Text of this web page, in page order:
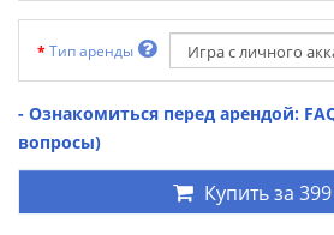
Тип аренды
- Ознакомиться перед арендой:
вопросы)
Купить за